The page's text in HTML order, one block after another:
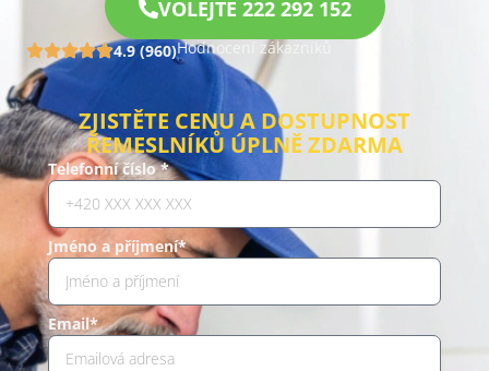
VOLEJTE 222 292 152
4.9 (960)Hodnocení zákazníků
ZJISTĚTE CENU A DOSTUPNOST
ŘEMESLNÍKŮ ÚPLNĚ ZDARMA
Telefonní číslo *
Jméno a příjmení*
Email*